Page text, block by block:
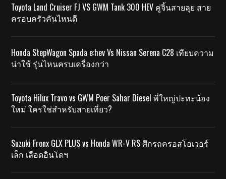
Toyota Land Cruiser FJ VS GWM Tank 300 HEV คู่จิ้นสายลุย สาย
ครอบครัวคันไหนดี
Honda StepWagon Spada e:hev Vs Nissan Serena C28 เทียบความ
น่าใช้ รุ่นไหนครบเครื่องกว่า
Toyota Hilux Travo vs GWM Poer Sahar Diesel พี่ใหญ่ปะทะน้อง
ใหม่ ใครใช่สำหรับสายเที่ยว?
Suzuki Fronx GLX PLUS vs Honda WR-V RS ศึกรถครอสโอเวอร์
เล็ก เลือดอินโดฯ